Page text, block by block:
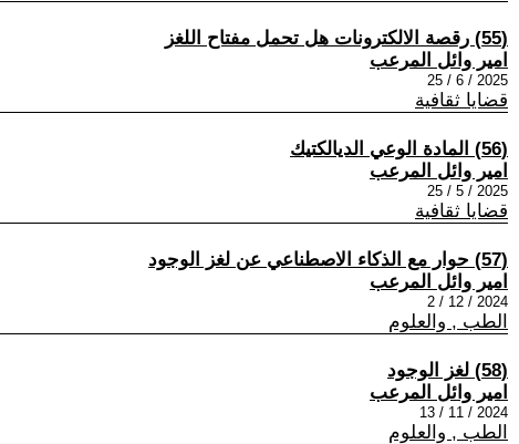
(55) رقصة الالكترونات هل تحمل مفتاح اللغز
امير وائل المرعب
2025 / 6 / 25
قضايا ثقافية
(56) المادة الوعي الديالكتيك
امير وائل المرعب
2025 / 5 / 25
قضايا ثقافية
(57) حوار مع الذكاء الاصطناعي عن لغز الوجود
امير وائل المرعب
2024 / 12 / 2
الطب , والعلوم
(58) لغز الوجود
امير وائل المرعب
2024 / 11 / 13
الطب , والعلوم